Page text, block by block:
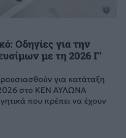
Οδηγίες για την
με τη 2026 Γ’
για κατάταξη
2026 στο ΚΕΝ ΑΥΛΩΝΑ
που πρέπει να έχουν